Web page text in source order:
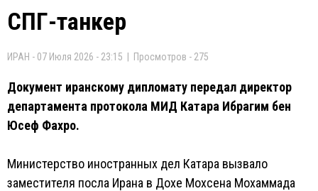
СПГ-танкер
ИРАН - 07 Июля 2026 - 23:15 | Просмотров - 275
Документ иранскому дипломату передал директор
департамента протокола МИД Катара Ибрагим бен
Юсеф Фахро.
Министерство иностранных дел Катара вызвало
заместителя посла Ирана в Дохе Мохсена Мохаммада